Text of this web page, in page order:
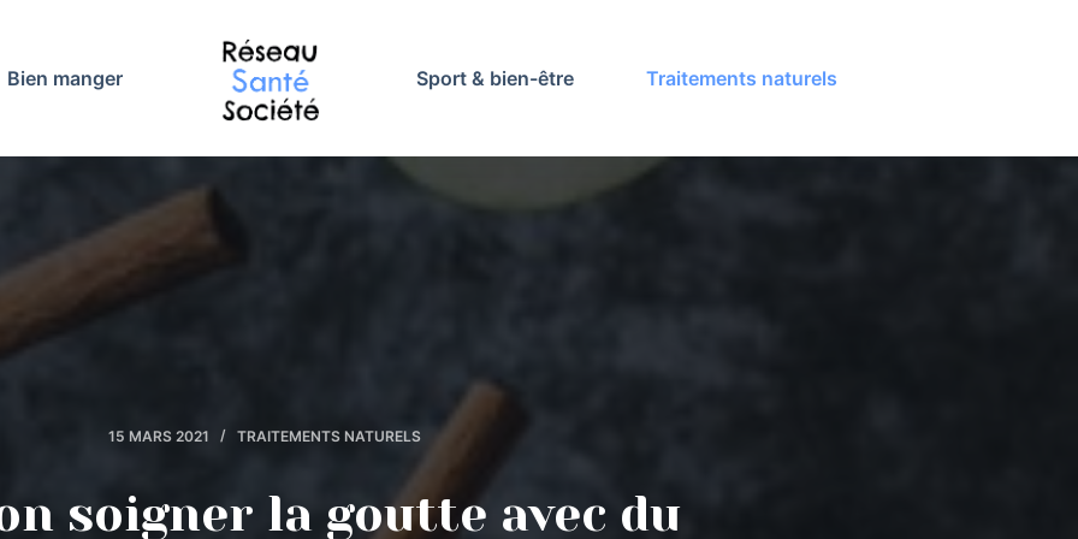
Bien manger Sport & bien-être Traitements naturels
15 MARS 2021 TRAITEMENTS NATURELS
soigner la goutte avec du